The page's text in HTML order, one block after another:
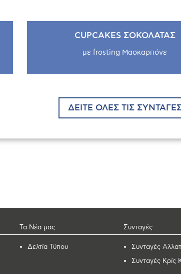
CUPCAKES ΣΟΚΟΛΑΤΑΣ
με frosting Μασκαρπόνε
ΔΕΙΤΕ ΟΛΕΣ ΤΙΣ
Τα Νέα μας
Δελτία Τύπου
Συνταγές
Συνταγές
Συνταγές Κρίς